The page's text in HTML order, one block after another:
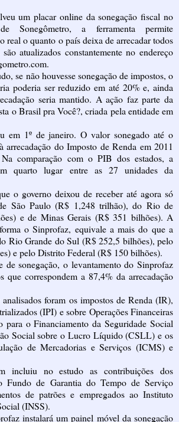
um placar online da sonegação fiscal no
Sonegômetro, a ferramenta permite
real o quanto o país deixa de arrecadar todos
atualizados constantemente no endereço
se não houvesse sonegação de impostos, o
poderia ser reduzido em até 20% e, ainda
seria mantido. A ação faz parte da
o Brasil pra Você?, criada pela entidade em
em 1º de janeiro. O valor sonegado até o
arrecadação do Imposto de Renda em 2011
comparação com o PIB dos estados, a
quarto lugar entre as 27 unidades da
o governo deixou de receber até agora só
São Paulo (R$ 1,248 trilhão), do Rio de
e de Minas Gerais (R$ 351 bilhões). A
o Sinprofaz, equivale a mais do que a
Rio Grande do Sul (R$ 252,5 bilhões), pelo
e pelo Distrito Federal (R$ 150 bilhões).
de sonegação, o levantamento do Sinprofaz
que correspondem a 87,4% da arrecadação
foram os impostos de Renda (IR),
(IPI) e sobre Operações Financeiras
o Financiamento da Seguridade Social
Social sobre o Lucro Líquido (CSLL) e os
de Mercadorias e Serviços (ICMS) e
incluiu no estudo as contribuições dos
Fundo de Garantia do Tempo de Serviço
de patrões e empregados ao Instituto
(INSS).
instalará um painel móvel da sonegação